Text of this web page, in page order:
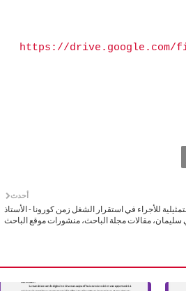
https://drive.google.com/
أحدث
للأجراء في استقرار الشغل زمن كورونا - الأستاذ
مقالات مجلة الباحث، منشورات موقع الباحث